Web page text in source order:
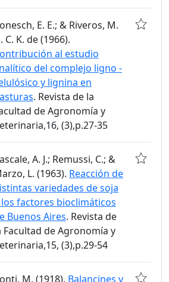
E. E.; & Riveros, M.
C. K. de (1966).
al estudio
del complejo ligno -
y lignina en
. Revista de la
de Agronomía y
(3),p.27-35
A. J.; Remussi, C.; &
L. (1963). Reacción de
variedades de soja
factores bioclimáticos
Buenos Aires. Revista de
Facultad de Agronomía y
(3),p.29-54
M. (1918). Balancines y